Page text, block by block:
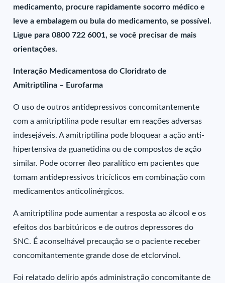
medicamento, procure rapidamente socorro médico e
leve a embalagem ou bula do medicamento, se possível.
Ligue para 0800 722 6001, se você precisar de mais
orientações.
Interação Medicamentosa do Cloridrato de
Amitriptilina – Eurofarma
O uso de outros antidepressivos concomitantemente
com a amitriptilina pode resultar em reações adversas
indesejáveis. A amitriptilina pode bloquear a ação anti-
hipertensiva da guanetidina ou de compostos de ação
similar. Pode ocorrer íleo paralítico em pacientes que
tomam antidepressivos tricíclicos em combinação com
medicamentos anticolinérgicos.
A amitriptilina pode aumentar a resposta ao álcool e os
efeitos dos barbitúricos e de outros depressores do
SNC. É aconselhável precaução se o paciente receber
concomitantemente grande dose de etclorvinol.
Foi relatado delírio após administração concomitante de